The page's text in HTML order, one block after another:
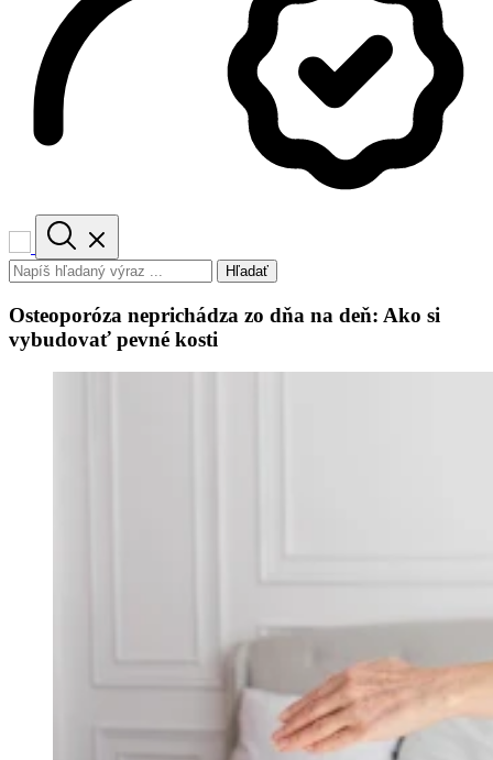
Hľadať
Osteoporóza neprichádza zo dňa na deň: Ako si
vybudovať pevné kosti